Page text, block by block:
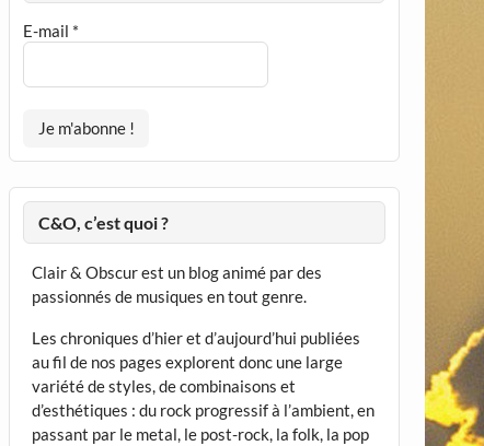
E-mail *
C&O, c’est quoi ?
Clair & Obscur est un blog animé par des
passionnés de musiques en tout genre.
Les chroniques d’hier et d’aujourd’hui publiées
au fil de nos pages explorent donc une large
variété de styles, de combinaisons et
d’esthétiques : du rock progressif à l’ambient, en
passant par le metal, le post-rock, la folk, la pop